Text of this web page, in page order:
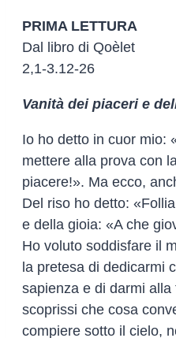
PRIMA LETTURA
Dal libro di Qoèlet
2,1-3.12-26
Vanità dei piaceri e
Io ho detto in cuor mio:
mettere alla prova con
piacere!». Ma ecco,
Del riso ho detto:
e della gioia: «A che
Ho voluto soddisfare il
la pretesa di dedicarmi
sapienza e di darmi alla
scoprissi che cosa
compiere sotto il cielo,